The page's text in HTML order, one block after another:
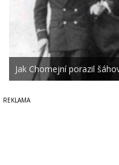
Jak Chomejní porazil